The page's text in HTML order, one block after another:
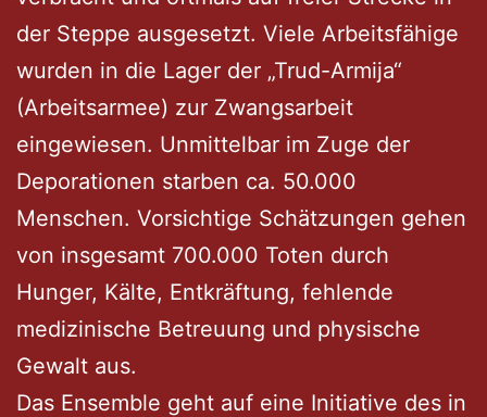
der Steppe ausgesetzt. Viele Arbeitsfähige
wurden in die Lager der „Trud-Armija“
(Arbeitsarmee) zur Zwangsarbeit
eingewiesen. Unmittelbar im Zuge der
Deporationen starben ca. 50.000
Menschen. Vorsichtige Schätzungen gehen
von insgesamt 700.000 Toten durch
Hunger, Kälte, Entkräftung, fehlende
medizinische Betreuung und physische
Gewalt aus.
Das Ensemble geht auf eine Initiative des in